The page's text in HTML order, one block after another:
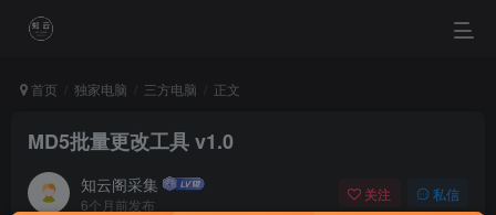
首页 独家电脑 三方电脑 正文
MD5批量更改工具 v1.0
知云阁采集
6个月前发布
关注 私信